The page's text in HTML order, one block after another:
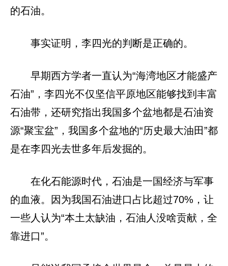
的石油。
事实证明，李四光的判断是正确的。
早期西方学者一直认为“海湾地区才能盛产
石油”，李四光不仅坚信平原地区能够找到丰富
石油带，还研究指出我国多个盆地都是石油资
源“聚宝盆”，我国多个盆地的“历史最大油田”都
是在李四光去世多年后发掘的。
在化石能源时代，石油是一国经济与军事
的血液。因为我国石油进口占比超过70%，让
一些人认为“本土太缺油，石油人没啥贡献，全
靠进口”。